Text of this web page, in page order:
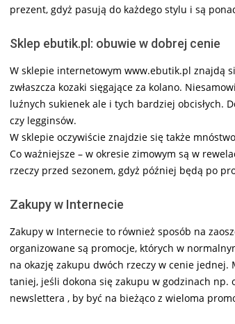
prezent, gdyż pasują do każdego stylu i są
Sklep ebutik.pl: obuwie w dobrej cenie
W sklepie internetowym www.ebutik.pl znajdą
zwłaszcza kozaki sięgające za kolano.
luźnych sukienek ale i tych bardziej obcisłych.
czy legginsów.
W sklepie oczywiście znajdzie się także
Co ważniejsze – w okresie zimowym są w
rzeczy przed sezonem, gdyż później będą po
Zakupy w Internecie
Zakupy w Internecie to również sposób na
organizowane są promocje, których w
na okazję zakupu dwóch rzeczy w cenie jednej.
taniej, jeśli dokona się zakupu w godzinach np.
newslettera , by być na bieżąco z wieloma